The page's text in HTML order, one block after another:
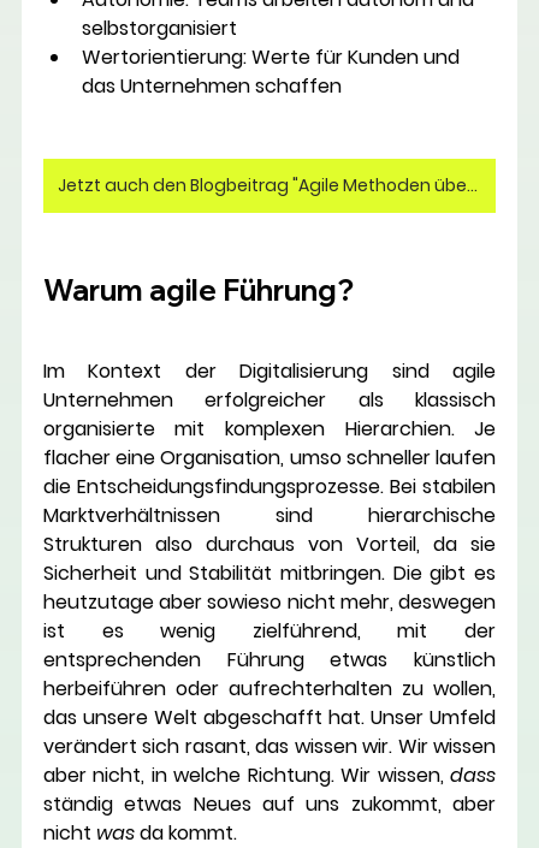
selbstorganisiert
Wertorientierung: Werte für Kunden und
das Unternehmen schaffen
Jetzt auch den Blogbeitrag "Agile Methoden überblicken" lesen!
Warum agile Führung?
Im Kontext der Digitalisierung sind agile
Unternehmen erfolgreicher als klassisch
organisierte mit komplexen Hierarchien. Je
flacher eine Organisation, umso schneller laufen
die Entscheidungsfindungsprozesse. Bei stabilen
Marktverhältnissen sind hierarchische
Strukturen also durchaus von Vorteil, da sie
Sicherheit und Stabilität mitbringen. Die gibt es
heutzutage aber sowieso nicht mehr, deswegen
ist es wenig zielführend, mit der
entsprechenden Führung etwas künstlich
herbeiführen oder aufrechterhalten zu wollen,
das unsere Welt abgeschafft hat. Unser Umfeld
verändert sich rasant, das wissen wir. Wir wissen
aber nicht, in welche Richtung. Wir wissen,
ständig etwas Neues auf uns zukommt, aber
nicht was da kommt.